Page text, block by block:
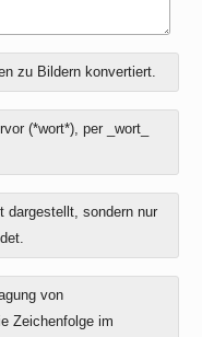
zu Bildern konvertiert.
(*wort*), per _wort_
dargestellt, sondern nur
von
Zeichenfolge im